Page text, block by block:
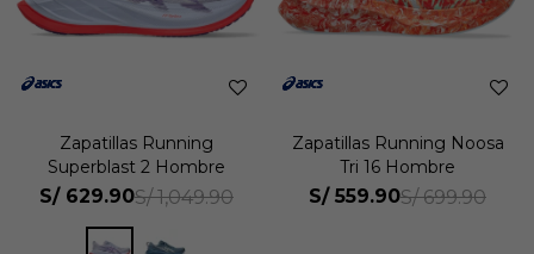
Zapatillas Running
Superblast 2 Hombre
S/ 629.90S/ 1,049.90
Zapatillas Running Noosa
Tri 16 Hombre
S/ 559.90S/ 699.90